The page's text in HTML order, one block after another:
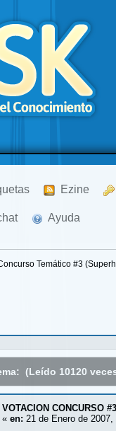
Ezine
Ayuda
Temático #3
(Leído 10120
VOTACION CONCURSO
« en: 21 de Enero de 2007,